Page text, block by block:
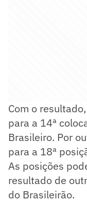
Com o
para a 14ª
Brasileiro. Por
para a 18ª
As posições
resultado de
do Brasileirão.